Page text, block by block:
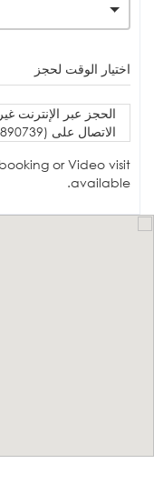
اختيار الوقت لحجز
الحجز عبر الإنترنت
الاتصال على (03/890739) لتحديد موعد!
or Video visit
available.